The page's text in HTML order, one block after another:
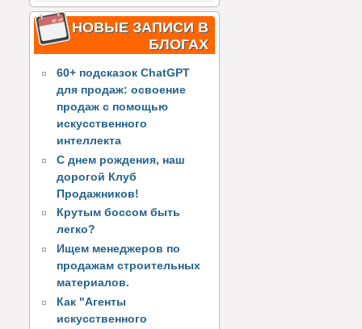
НОВЫЕ ЗАПИСИ В
БЛОГАХ
60+ подсказок ChatGPT
для продаж: освоение
продаж с помощью
искусственного
интеллекта
С днем рождения, наш
дорогой Клуб
Продажников!
Крутым боссом быть
легко?
Ищем менеджеров по
продажам строительных
материалов.
Как "Агенты
искусственного